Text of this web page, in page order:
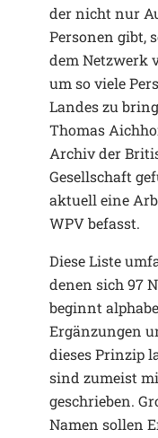
der nicht nur
Personen gibt,
dem Netzwerk
um so viele
Landes zu
Thomas
Archiv der
Gesellschaft
aktuell eine
WPV befasst.
Diese Liste
denen sich 97
beginnt
Ergänzungen
dieses Prinzip
sind zumeist
geschrieben.
Namen sollen